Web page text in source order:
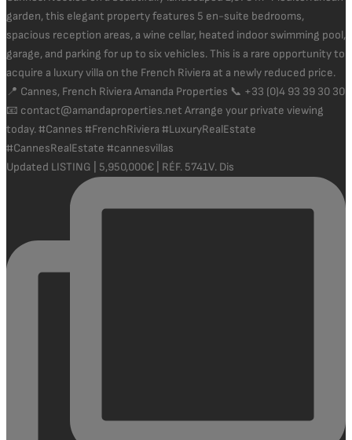
Updated LISTING | 5,950,000€ | RÉF. 5741V. Dis